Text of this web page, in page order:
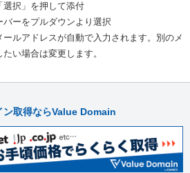
択」を押して添付
ーをプルダウンより選択
ルアドレスが自動で入力されます。別のメ
い場合は変更します。
ン取得ならValue Domain